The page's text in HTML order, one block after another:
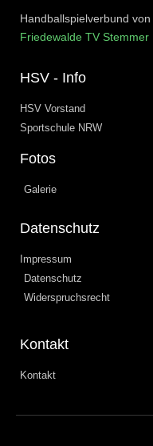
Handballspielverbund von
Friedewalde TV Stemmer
HSV - Info
HSV Vorstand
Sportschule NRW
Fotos
Galerie
Datenschutz
Impressum
Datenschutz
Widerspruchsrecht
Kontakt
Kontakt